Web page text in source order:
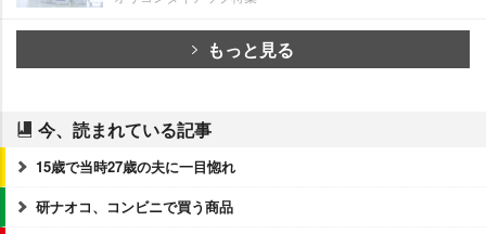
もっと見る
今、読まれている記事
15歳で当時27歳の夫に一目惚れ
研ナオコ、コンビニで買う商品